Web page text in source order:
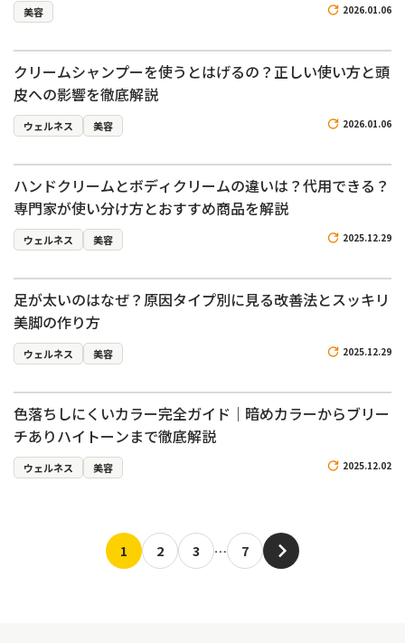
美容 2026.01.06
クリームシャンプーを使うとはげるの？正しい使い方と頭
皮への影響を徹底解説
ウェルネス 美容 2026.01.06
ハンドクリームとボディクリームの違いは？代用できる？
専門家が使い分け方とおすすめ商品を解説
ウェルネス 美容 2025.12.29
足が太いのはなぜ？原因タイプ別に見る改善法とスッキリ
美脚の作り方
ウェルネス 美容 2025.12.29
色落ちしにくいカラー完全ガイド｜暗めカラーからブリー
チありハイトーンまで徹底解説
ウェルネス 美容 2025.12.02
1 2 3 … 7